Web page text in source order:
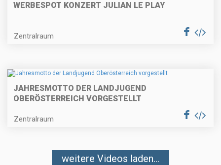
WERBESPOT KONZERT JULIAN LE PLAY
Zentralraum
JAHRESMOTTO DER LANDJUGEND
OBERÖSTERREICH VORGESTELLT
Zentralraum
weitere Videos laden...